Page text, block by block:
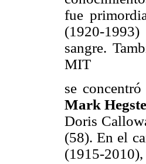
fue
(1920-
sangre.
MIT
se
Mark
Doris
(58). En el
(1915-